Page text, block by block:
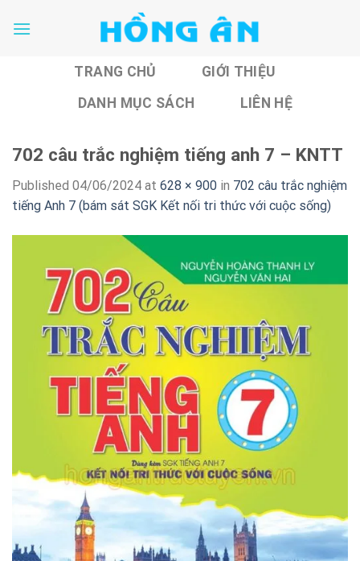
TRANG CHỦ
GIỚI THIỆU
DANH MỤC SÁCH
LIÊN HỆ
702 câu trắc nghiệm tiếng anh 7 – KNTT
Published 04/06/2024 at 628 × 900 in 702 câu trắc nghiệm
tiếng Anh 7 (bám sát SGK Kết nối tri thức với cuộc sống)